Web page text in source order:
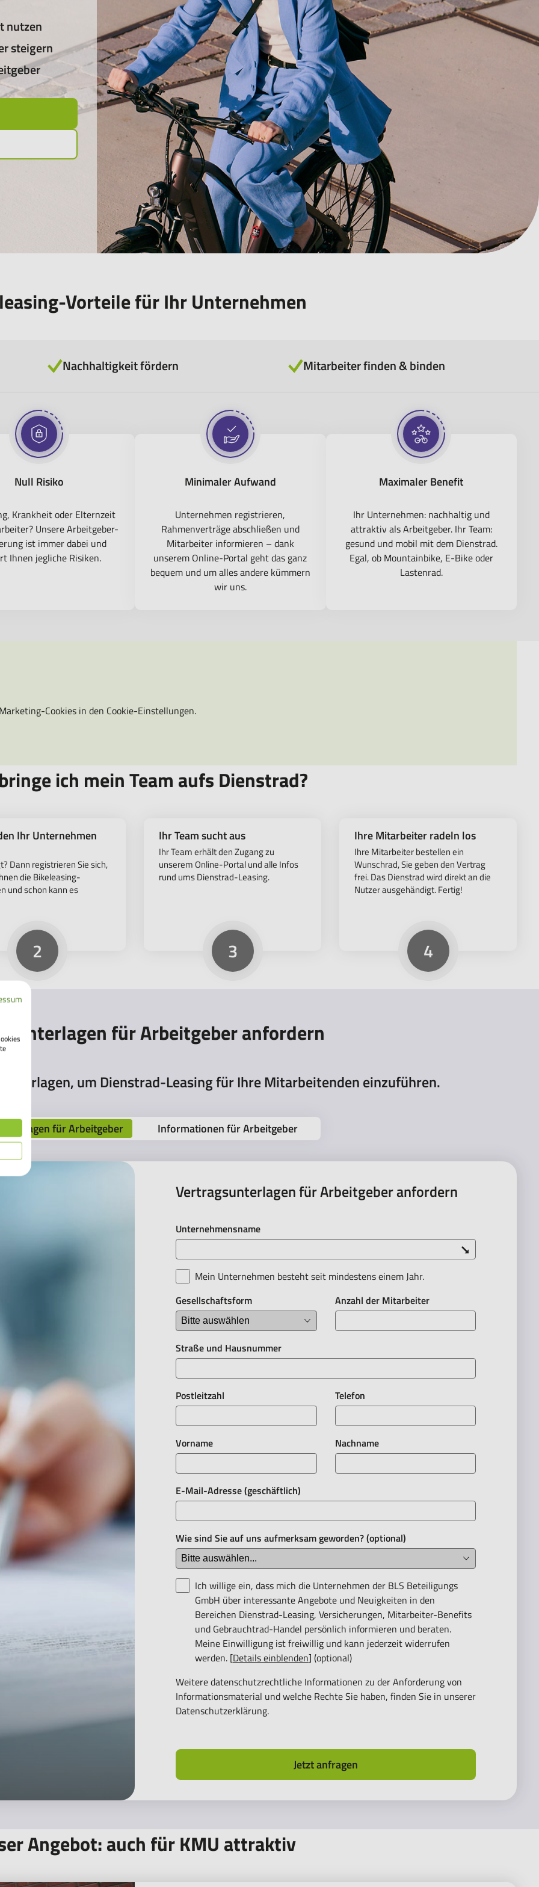
nutzen
steigern
Vorteile für Ihr Unternehmen
Nachhaltigkeit fördern Mitarbeiter finden & binden
Null Risiko
Krankheit oder Elternzeit
Unsere Arbeitgeber-
ist immer dabei und
Ihnen jegliche Risiken.
Minimaler Aufwand
Unternehmen registrieren,
Rahmenverträge abschließen und
Mitarbeiter informieren – dank
unserem Online-Portal geht das ganz
bequem und um alles andere kümmern
wir uns.
Maximaler Benefit
Ihr Unternehmen: nachhaltig und
attraktiv als Arbeitgeber. Ihr Team:
gesund und mobil mit dem Dienstrad.
Egal, ob Mountainbike, E-Bike oder
Lastenrad.
Cookies in den Cookie-Einstellungen.
ich mein Team aufs Dienstrad?
Ihr Unternehmen
Dann registrieren Sie sich,
die Bikeleasing-
und schon kann es
2
Ihr Team sucht aus
Ihr Team erhält den Zugang zu
unserem Online-Portal und alle Infos
rund ums Dienstrad-Leasing.
3
Ihre Mitarbeiter radeln los
Ihre Mitarbeiter bestellen ein
Wunschrad, Sie geben den Vertrag
frei. Das Dienstrad wird direkt an die
Nutzer ausgehändigt. Fertig!
4
für Arbeitgeber anfordern
um Dienstrad-Leasing für Ihre Mitarbeitenden einzuführen.
für Arbeitgeber Informationen für Arbeitgeber
Vertragsunterlagen für Arbeitgeber anfordern
Unternehmensname
Mein Unternehmen besteht seit mindestens einem Jahr.
Gesellschaftsform
Anzahl der Mitarbeiter
Straße und Hausnummer
Postleitzahl Telefon
Vorname Nachname
E-Mail-Adresse (geschäftlich)
Wie sind Sie auf uns aufmerksam geworden? (optional)
Ich willige ein, dass mich die Unternehmen der BLS Beteiligungs
GmbH über interessante Angebote und Neuigkeiten in den
Bereichen Dienstrad-Leasing, Versicherungen, Mitarbeiter-Benefits
und Gebrauchtrad-Handel persönlich informieren und beraten.
Meine Einwilligung ist freiwillig und kann jederzeit widerrufen
werden. [Details einblenden] (optional)
Weitere datenschutzrechtliche Informationen zu der Anforderung von
Informationsmaterial und welche Rechte Sie haben, finden Sie in unserer
Datenschutzerklärung.
Jetzt anfragen
Beteiligungs
in den
Mitarbeiter-Benefits
und beraten.
widerrufen
Sie in unserer
Angebot: auch für KMU attraktiv